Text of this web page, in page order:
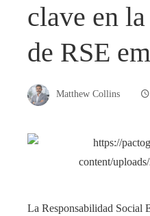
clave en
de RSE
Matthew Collins
La Responsabilidad Social